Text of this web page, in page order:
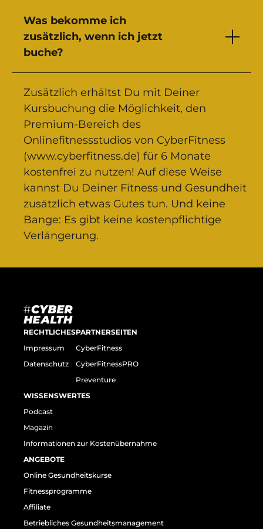
Was bekomme ich
zusätzlich, wenn ich jetzt
buche?
Zusätzlich erhältst Du mit Deiner
Kursbuchung die Möglichkeit, den
Premium-Bereich des
Onlinefitnessstudios von CyberFitness
(www.cyberfitness.de) für 6 Monate
kostenfrei zu nutzen! Auf diese Weise
kannst Du Deiner Fitness und Gesundheit
zusätzlich etwas Gutes tun. Und keine
Bange: Es gibt keine kostenpflichtige
Verlängerung.
RECHTLICHES
Impressum
Datenschutz
PARTNERSEITEN
CyberFitness
CyberFitnessPRO
Preventure
WISSENSWERTES
Podcast
Magazin
Informationen zur Kostenübernahme
ANGEBOTE
Online Gesundheitskurse
Fitnessprogramme
Affiliate
Betriebliches Gesundheitsmanagement